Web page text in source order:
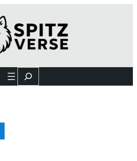
Search